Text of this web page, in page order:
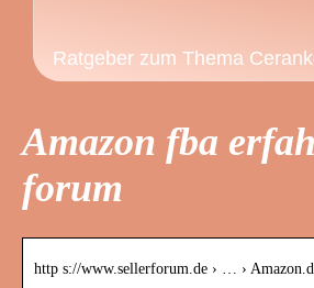
Ratgeber zum Thema
Amazon fba
forum
http s://www.sellerforum.de › … ›